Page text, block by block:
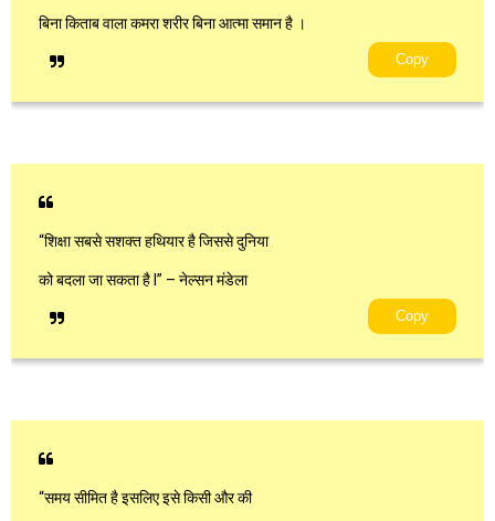
बिना किताब वाला कमरा शरीर बिना आत्मा समान है ।
Copy
“शिक्षा सबसे सशक्त हथियार है जिससे दुनिया
को बदला जा सकता है l” – नेल्सन मंडेला
Copy
“समय सीमित है इसलिए इसे किसी और की